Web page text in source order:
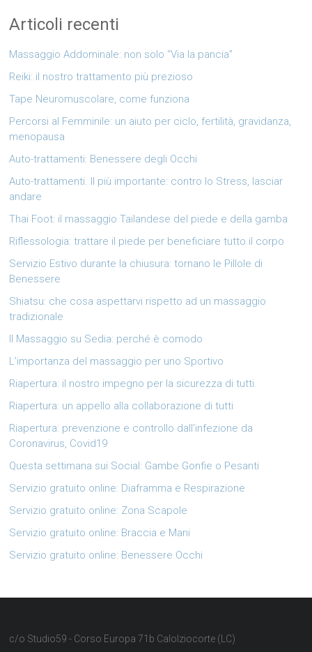
Articoli recenti
Massaggio Addominale: non solo “Via la pancia”
Reiki: il nostro trattamento più prezioso
Tape Neuromuscolare, come funziona
Percorsi al Femminile: un aiuto per ciclo, fertilità, gravidanza,
menopausa
Auto-trattamenti: Benessere degli Occhi
Auto-trattamenti. Il più importante: contro lo Stress, lasciar
andare
Thai Foot: il massaggio Tailandese del piede e della gamba
Riflessologia: trattare il piede per beneficiare tutto il corpo
Servizio Estivo durante la chiusura: tornano le Pillole di
Benessere
Shiatsu: che cosa aspettarvi rispetto ad un massaggio
tradizionale
Il Massaggio su Sedia: perché è comodo
L’importanza del massaggio per uno Sportivo
Riapertura: il nostro impegno per la sicurezza di tutti.
Riapertura: un appello alla collaborazione di tutti
Riapertura: prevenzione e controllo dall’infezione da
Coronavirus, Covid19
Questa settimana sui Social: Gambe Gonfie o Pesanti
Servizio gratuito online: Diaframma e Respirazione
Servizio gratuito online: Zona Scapole
Servizio gratuito online: Braccia e Mani
Servizio gratuito online: Benessere Occhi
c/o Studio59 - Corso Europa 71b Calolziocorte (LC)